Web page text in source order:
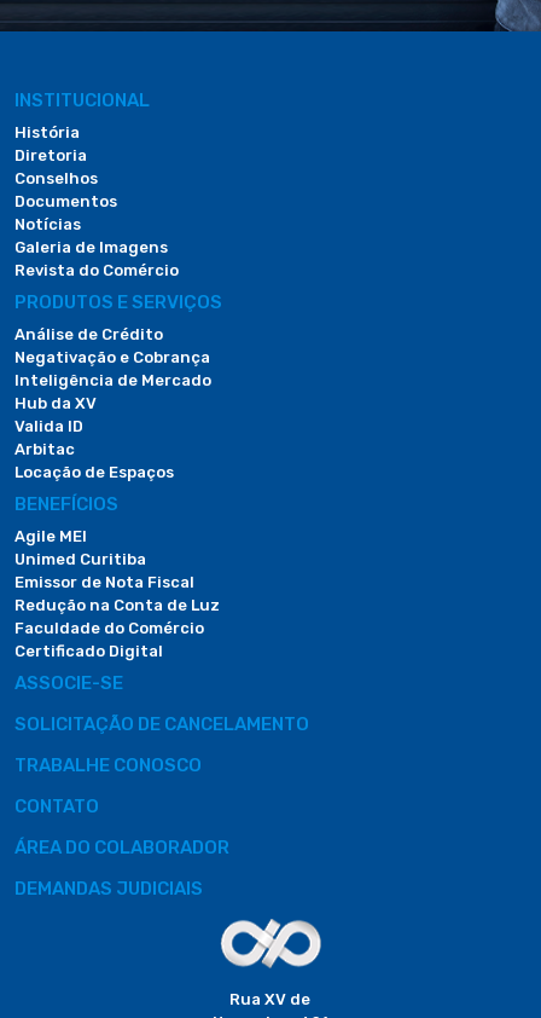
INSTITUCIONAL
História
Diretoria
Conselhos
Documentos
Notícias
Galeria de Imagens
Revista do Comércio
PRODUTOS E SERVIÇOS
Análise de Crédito
Negativação e Cobrança
Inteligência de Mercado
Hub da XV
Valida ID
Arbitac
Locação de Espaços
BENEFÍCIOS
Agile MEI
Unimed Curitiba
Emissor de Nota Fiscal
Redução na Conta de Luz
Faculdade do Comércio
Certificado Digital
ASSOCIE-SE
SOLICITAÇÃO DE CANCELAMENTO
TRABALHE CONOSCO
CONTATO
ÁREA DO COLABORADOR
DEMANDAS JUDICIAIS
Rua XV de